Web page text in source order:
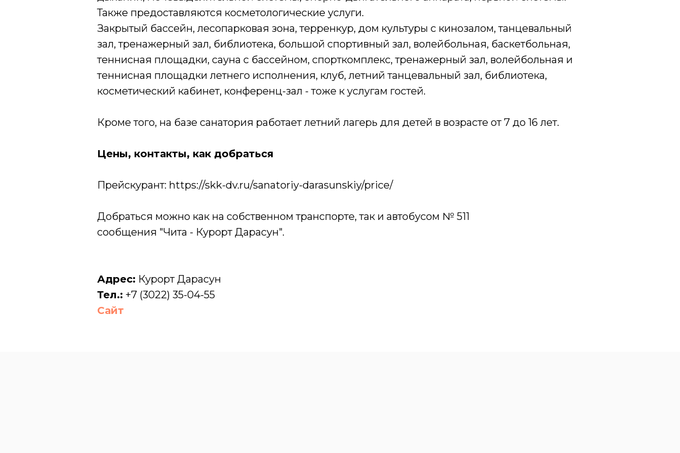
Также предоставляются косметологические услуги.
Закрытый бассейн, лесопарковая зона, терренкур, дом культуры с кинозалом, танцевальный
зал, тренажерный зал, библиотека, большой спортивный зал, волейбольная, баскетбольная,
теннисная площадки, сауна с бассейном, спорткомплекс, тренажерный зал, волейбольная и
теннисная площадки летнего исполнения, клуб, летний танцевальный зал, библиотека,
косметический кабинет, конференц-зал - тоже к услугам гостей.
Кроме того, на базе санатория работает летний лагерь для детей в возрасте от 7 до 16 лет.
Цены, контакты, как добраться
Прейскурант: https://skk-dv.ru/sanatoriy-darasunskiy/price/
Добраться можно как на собственном транспорте, так и автобусом № 511
сообщения "Чита - Курорт Дарасун".
Адрес: Курорт Дарасун
Тел.: +7 (3022) 35-04-55
Сайт